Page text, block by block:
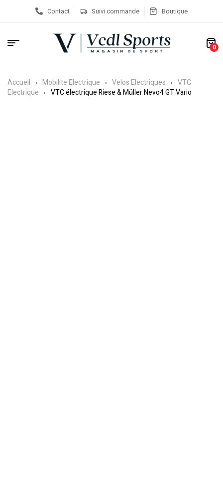
Contact Suivi commande Boutique
0
Accueil Mobilite Electrique Velos Electriques
VTC
Electrique
VTC électrique Riese & Müller Nevo4 GT Vario